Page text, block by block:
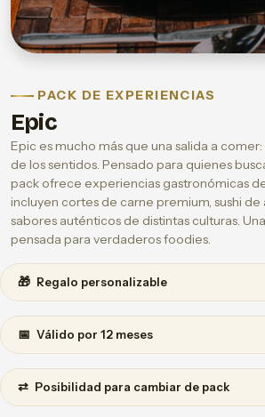
PACK DE EXPERIENCIAS
Epic
Epic es mucho más que una salida a
de los sentidos. Pensado para quienes
pack ofrece experiencias gastronómicas
incluyen cortes de carne premium, sushi de
sabores auténticos de distintas culturas.
pensada para verdaderos foodies.
🎁 Regalo personalizable
📅 Válido por 12 meses
⇄ Posibilidad para cambiar de pack